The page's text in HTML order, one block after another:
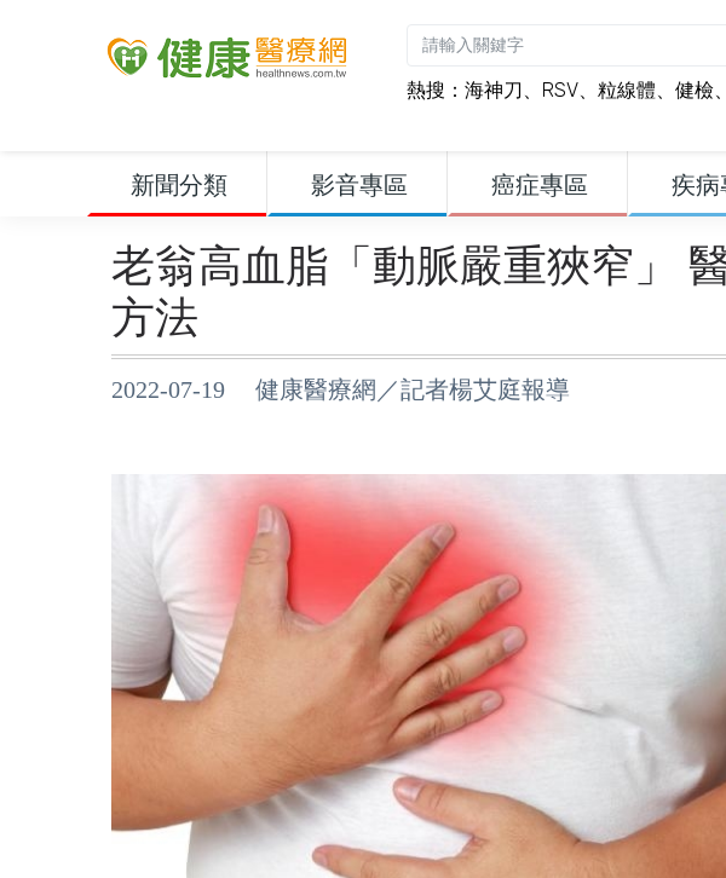
熱搜： 海神刀 、 RSV、 粒線體、 健檢、
新聞分類 影音專區 癌症專區 疾病
老翁高血脂「動脈嚴重狹窄」
方法
2022-07-19 健康醫療網／記者楊艾庭報導